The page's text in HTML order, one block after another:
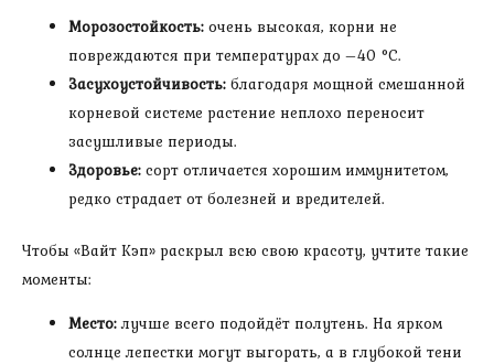
Морозостойкость: очень высокая, корни не
повреждаются при температурах до –40 °C.
Засухоустойчивость: благодаря мощной смешанной
корневой системе растение неплохо переносит
засушливые периоды.
Здоровье: сорт отличается хорошим иммунитетом,
редко страдает от болезней и вредителей.
Чтобы «Вайт Кэп» раскрыл всю свою красоту, учтите такие
моменты:
Место:лучше всего подойдёт полутень. На ярком
солнце лепестки могут выгорать, а в глубокой тени